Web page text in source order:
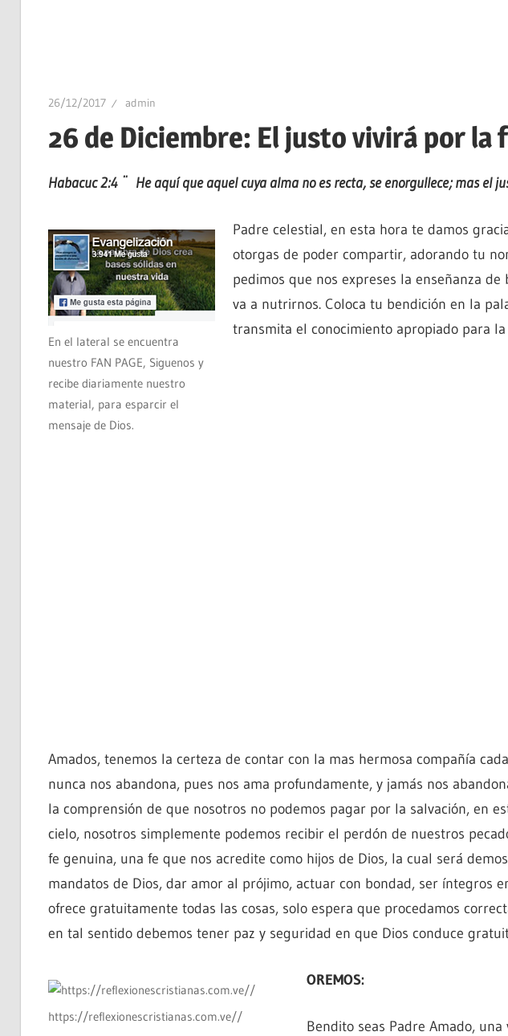
26/12/2017 admin
26 de Diciembre: El justo vivirá por la
Habacuc 2:4 ¨ He aquí que aquel cuya alma no es recta, se enorgullece; mas el
En el lateral se encuentra
nuestro FAN PAGE, Siguenos y
recibe diariamente nuestro
material, para esparcir el
mensaje de Dios.
Padre celestial, en esta hora te damos
otorgas de poder compartir, adorando tu
pedimos que nos expreses la enseñanza
va a nutrirnos. Coloca tu bendición en la
transmita el conocimiento apropiado para
Amados, tenemos la certeza de contar con la mas hermosa compañía
nunca nos abandona, pues nos ama profundamente, y jamás nos
la comprensión de que nosotros no podemos pagar por la salvación, en
cielo, nosotros simplemente podemos recibir el perdón de nuestros
fe genuina, una fe que nos acredite como hijos de Dios, la cual será
mandatos de Dios, dar amor al prójimo, actuar con bondad, ser íntegros
ofrece gratuitamente todas las cosas, solo espera que procedamos
en tal sentido debemos tener paz y seguridad en que Dios conduce
https://reflexionescristianas.com.ve//
OREMOS:
Bendito seas Padre Amado,